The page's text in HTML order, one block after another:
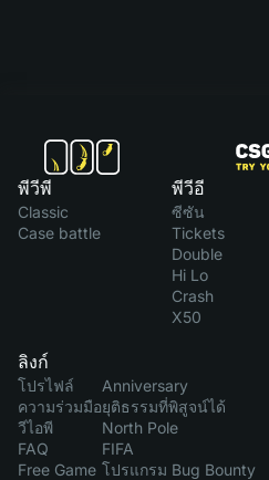
พีวีพี
Classic
Case battle
พีวีอี
ซีซัน
Tickets
Double
Hi Lo
Crash
X50
ลิงก์
โปรไฟล์
ความร่วมมือ
วีไอพี
FAQ
Free Game
Anniversary
ยุติธรรมที่พิสูจน์ได้
North Pole
FIFA
โปรแกรม Bug Bounty